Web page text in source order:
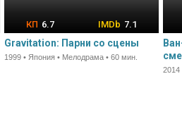
6.7 7.1
Gravitation: Парни со сцены
1999 • Япония • Мелодрама • 60 мин.
2014